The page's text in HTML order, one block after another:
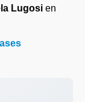
Lugosi en